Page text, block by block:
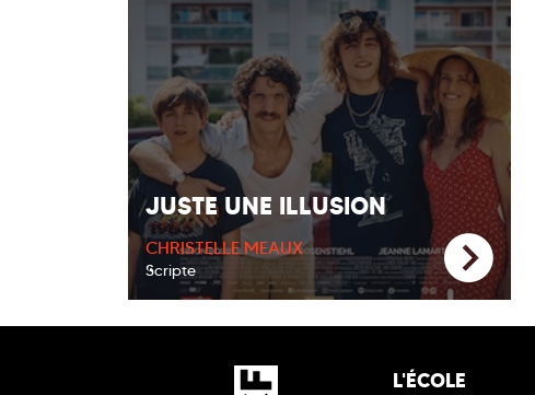
JUSTE UNE ILLUSION
CHRISTELLE MEAUX
Scripte
L'ÉCOLE